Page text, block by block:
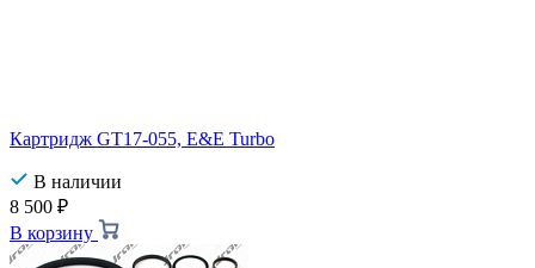
Картридж GT17-055, E&E Turbo
В наличии
8 500 ₽
В корзину